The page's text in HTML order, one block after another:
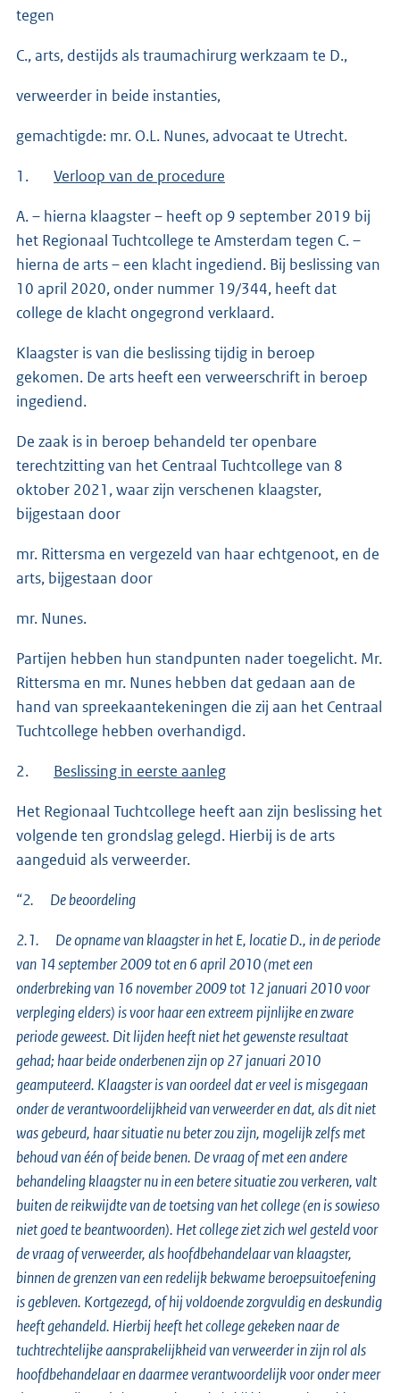
tegen
C., arts, destijds als traumachirurg werkzaam te D.,
verweerder in beide instanties,
gemachtigde: mr. O.L. Nunes, advocaat te Utrecht.
1. Verloop van de procedure
A. – hierna klaagster – heeft op 9 september 2019 bij
het Regionaal Tuchtcollege te Amsterdam tegen C. –
hierna de arts – een klacht ingediend. Bij beslissing van
10 april 2020, onder nummer 19/344, heeft dat
college de klacht ongegrond verklaard.
Klaagster is van die beslissing tijdig in beroep
gekomen. De arts heeft een verweerschrift in beroep
ingediend.
De zaak is in beroep behandeld ter openbare
terechtzitting van het Centraal Tuchtcollege van 8
oktober 2021, waar zijn verschenen klaagster,
bijgestaan door
mr. Rittersma en vergezeld van haar echtgenoot, en de
arts, bijgestaan door
mr. Nunes.
Partijen hebben hun standpunten nader toegelicht. Mr.
Rittersma en mr. Nunes hebben dat gedaan aan de
hand van spreekaantekeningen die zij aan het Centraal
Tuchtcollege hebben overhandigd.
2. Beslissing in eerste aanleg
Het Regionaal Tuchtcollege heeft aan zijn beslissing het
volgende ten grondslag gelegd. Hierbij is de arts
aangeduid als verweerder.
“2. De beoordeling
2.1. De opname van klaagster in het E, locatie D., in de periode
van 14 september 2009 tot en 6 april 2010 (met een
onderbreking van 16 november 2009 tot 12 januari 2010 voor
verpleging elders) is voor haar een extreem pijnlijke en zware
periode geweest. Dit lijden heeft niet het gewenste resultaat
gehad; haar beide onderbenen zijn op 27 januari 2010
geamputeerd. Klaagster is van oordeel dat er veel is misgegaan
onder de verantwoordelijkheid van verweerder en dat, als dit niet
was gebeurd, haar situatie nu beter zou zijn, mogelijk zelfs met
behoud van één of beide benen. De vraag of met een andere
behandeling klaagster nu in een betere situatie zou verkeren, valt
buiten de reikwijdte van de toetsing van het college (en is sowieso
niet goed te beantwoorden). Het college ziet zich wel gesteld voor
de vraag of verweerder, als hoofdbehandelaar van klaagster,
binnen de grenzen van een redelijk bekwame beroepsuitoefening
is gebleven. Kortgezegd, of hij voldoende zorgvuldig en deskundig
heeft gehandeld. Hierbij heeft het college gekeken naar de
tuchtrechtelijke aansprakelijkheid van verweerder in zijn rol als
hoofdbehandelaar en daarmee verantwoordelijk voor onder meer